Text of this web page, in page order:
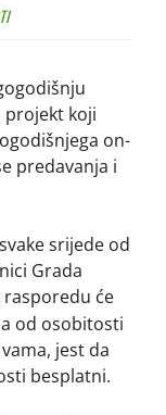
projekt koji
on-
predavanja i
srijede od
Grada
će
od osobitosti
jest da
besplatni.